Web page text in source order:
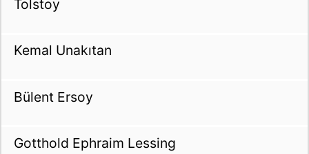
Tolstoy
Kemal Unakıtan
Bülent Ersoy
Gotthold Ephraim Lessing